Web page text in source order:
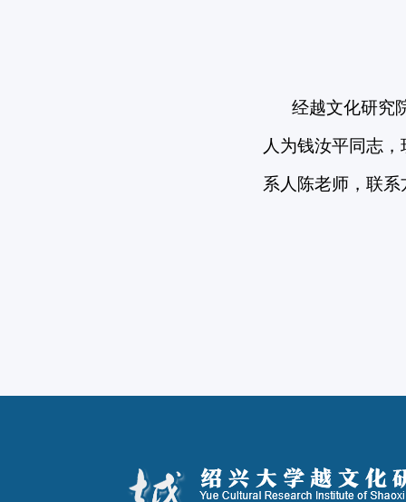
经越文化研究
人为钱汝平同志
系人陈老师，联系